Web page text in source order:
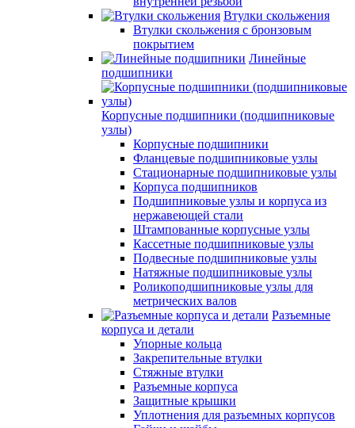
Втулки скольжения
Втулки скольжения с бронзовым
покрытием
Линейные
подшипники
Корпусные подшипники (подшипниковые
узлы)
Корпусные подшипники
Фланцевые подшипниковые узлы
Стационарные подшипниковые узлы
Корпуса подшипников
Подшипниковые узлы и корпуса из
нержавеющей стали
Штампованные корпусные узлы
Кассетные подшипниковые узлы
Подвесные подшипниковые узлы
Натяжные подшипниковые узлы
Роликоподшипниковые узлы для
метрических валов
Разъемные
корпуса и детали
Упорные кольца
Закрепительные втулки
Стяжные втулки
Разъемные корпуса
Защитные крышки
Уплотнения для разъемных корпусов